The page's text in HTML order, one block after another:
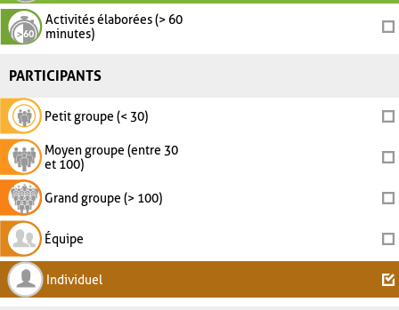
Activités élaborées (> 60
minutes)
PARTICIPANTS
Petit groupe (< 30)
Moyen groupe (entre 30
et 100)
Grand groupe (> 100)
Équipe
Individuel